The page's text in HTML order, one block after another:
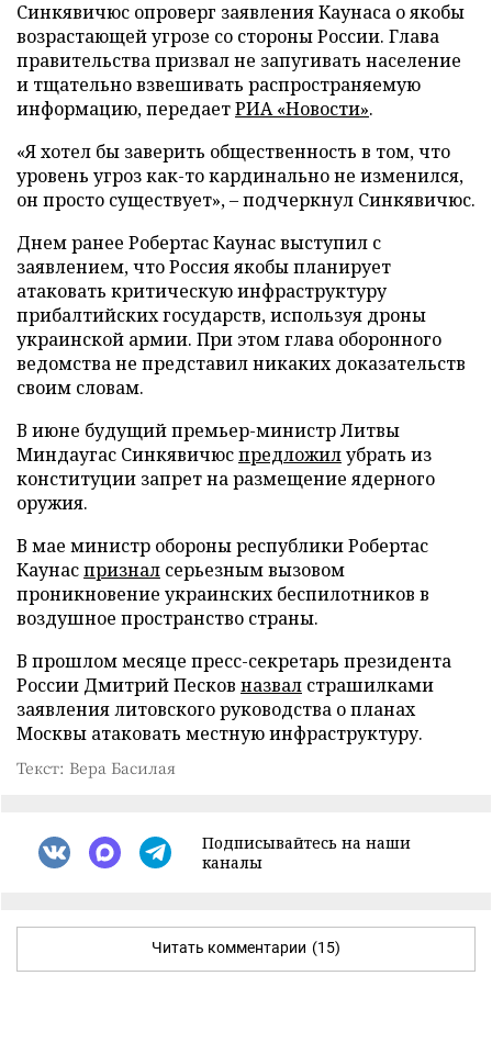
Синкявичюс опроверг заявления Каунаса о якобы
возрастающей угрозе со стороны России. Глава
правительства призвал не запугивать население
и тщательно взвешивать распространяемую
информацию, передаетРИА «Новости».
«Я хотел бы заверить общественность в том, что
уровень угроз как-то кардинально не изменился,
он просто существует», – подчеркнул Синкявичюс.
Днем ранее Робертас Каунас выступил с
заявлением, что Россия якобы планирует
атаковать критическую инфраструктуру
прибалтийских государств, используя дроны
украинской армии. При этом глава оборонного
ведомства не представил никаких доказательств
своим словам.
В июне будущий премьер-министр Литвы
Миндаугас Синкявичюспредложилубрать из
конституции запрет на размещение ядерного
оружия.
В мае министр обороны республики Робертас
Каунаспризнал серьезным вызовом
проникновение украинских беспилотников в
воздушное пространство страны.
В прошлом месяце пресс-секретарь президента
России Дмитрий Песков назвал страшилками
заявления литовского руководства о планах
Москвы атаковать местную инфраструктуру.
Текст: Вера Басилая
Подписывайтесь на наши
каналы
Читать комментарии (15)